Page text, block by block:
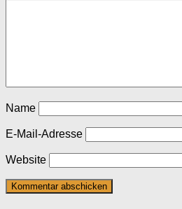
Name
E-Mail-Adresse
Website